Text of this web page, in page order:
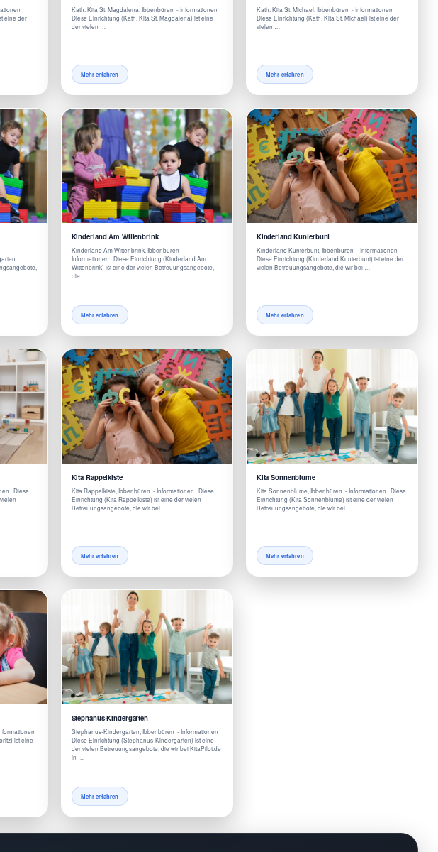
eine der
Kath. Kita St. Magdalena, Ibbenbüren - Informationen
Diese Einrichtung (Kath. Kita St. Magdalena) ist eine
der vielen …
Mehr erfahren
Kath. Kita St. Michael, Ibbenbüren - Informationen
Diese Einrichtung (Kath. Kita St. Michael) ist eine der
vielen …
Mehr erfahren
Kinderland Am Wittenbrink
Kinderland Am Wittenbrink, Ibbenbüren -
Informationen Diese Einrichtung (Kinderland Am
Wittenbrink) ist eine der vielen Betreuungsangebote,
die …
Mehr erfahren
Kinderland Kunterbunt
Kinderland Kunterbunt, Ibbenbüren - Informationen
Diese Einrichtung (Kinderland Kunterbunt) ist eine der
vielen Betreuungsangebote, die wir bei …
Mehr erfahren
Diese
Kita Rappelkiste
Kita Rappelkiste, Ibbenbüren - Informationen Diese
Einrichtung (Kita Rappelkiste) ist eine der vielen
Betreuungsangebote, die wir bei …
Mehr erfahren
Kita Sonnenblume
Kita Sonnenblume, Ibbenbüren - Informationen Diese
Einrichtung (Kita Sonnenblume) ist eine der vielen
Betreuungsangebote, die wir bei …
Mehr erfahren
ist eine
Stephanus-Kindergarten
Stephanus-Kindergarten, Ibbenbüren - Informationen
Diese Einrichtung (Stephanus-Kindergarten) ist eine
der vielen Betreuungsangebote, die wir bei KitaPilot.de
in …
Mehr erfahren